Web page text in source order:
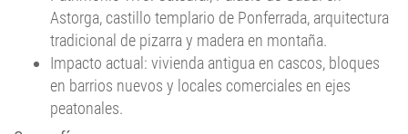
tradicional de pizarra y madera en montaña.
Impacto actual: vivienda antigua en cascos, bloques
en barrios nuevos y locales comerciales en ejes
peatonales.
Geografía